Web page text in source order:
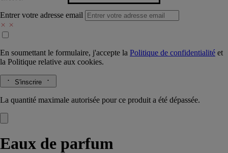
Entrer votre adresse email
En soumettant le formulaire, j'accepte la Politique de confidentialité et
la Politique relative aux cookies.
S'inscrire
La quantité maximale autorisée pour ce produit a été dépassée.
Eaux de parfum